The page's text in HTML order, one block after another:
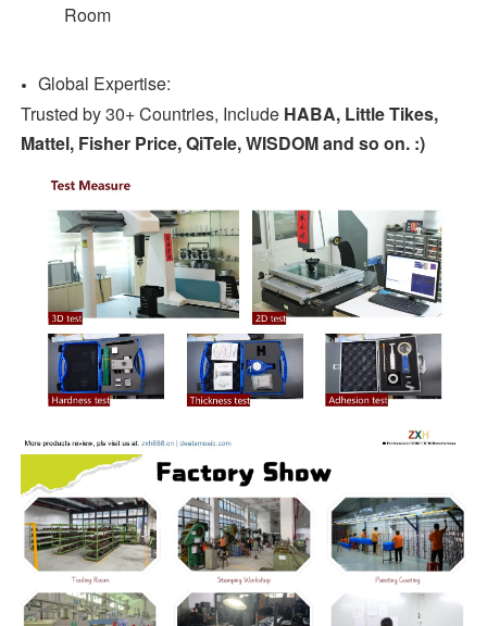
Room
Global Expertise:
Trusted by 30+ Countries, Include HABA, Little Tikes,
Mattel, Fisher Price, QiTele, WISDOM and so on. :)